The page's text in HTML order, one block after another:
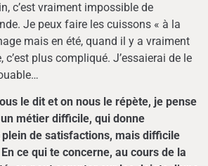
c’est vraiment impossible de
Je peux faire les cuissons « à la
mais en été, quand il y a vraiment
c’est plus compliqué. J’essaierai de le
le dit et on nous le répète, je pense
un métier difficile, qui donne
de satisfactions, mais difficile
ce qui te concerne, au cours de la